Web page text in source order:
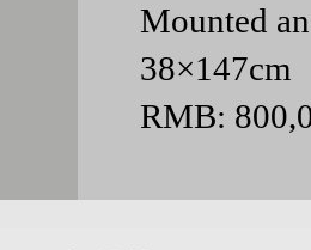
Mounted
RMB: